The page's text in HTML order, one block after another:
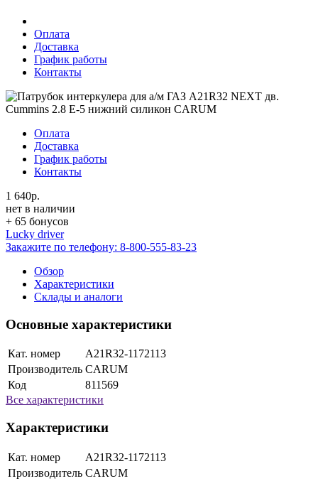
Оплата
Доставка
График работы
Контакты
Оплата
Доставка
График работы
Контакты
1 640р.
нет в наличии
+ 65 бонусов
Lucky driver
Закажите по телефону: 8-800-555-83-23
Обзор
Характеристики
Склады и аналоги
Основные характеристики
Кат. номер
A21R32-1172113
Производитель CARUM
Код
811569
Все характеристики
Характеристики
Кат. номер
A21R32-1172113
Производитель CARUM